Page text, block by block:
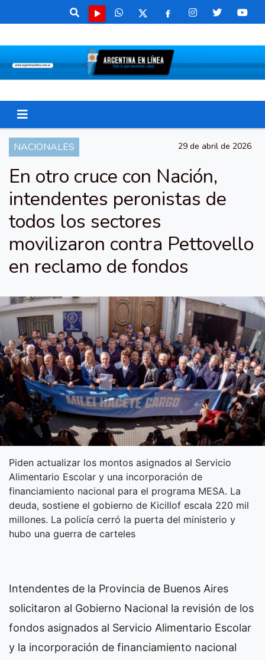
NACIONALES 29 de abril de 2026
En otro cruce con Nación,
intendentes peronistas de
todos los sectores
movilizaron contra Pettovello
en reclamo de fondos
Piden actualizar los montos asignados al Servicio
Alimentario Escolar y una incorporación de
financiamiento nacional para el programa MESA. La
deuda, sostiene el gobierno de Kicillof escala 220 mil
millones. La policía cerró la puerta del ministerio y
hubo una guerra de carteles
Intendentes de la Provincia de Buenos Aires
solicitaron al Gobierno Nacional la revisión de los
fondos asignados al Servicio Alimentario Escolar
y la incorporación de financiamiento nacional